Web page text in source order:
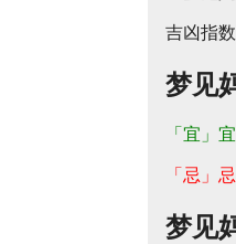
吉凶指
梦见
「宜」
「忌」
梦见